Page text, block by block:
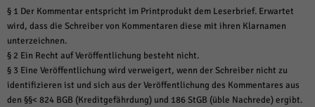
§ 1 Der Kommentar entspricht im Printprodukt dem Leserbrief. Erwartet
wird, dass die Schreiber von Kommentaren diese mit ihren Klarnamen
unterzeichnen.
§ 2 Ein Recht auf Veröffentlichung besteht nicht.
§ 3 Eine Veröffentlichung wird verweigert, wenn der Schreiber nicht zu
identifizieren ist und sich aus der Veröffentlichung des Kommentares aus
den §§< 824 BGB (Kreditgefährdung) und 186 StGB (üble Nachrede) ergibt.